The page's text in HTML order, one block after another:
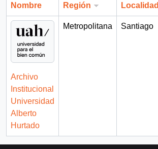
Nombre Región Localidad
Archivo
Institucional
Universidad
Alberto
Hurtado
Metropolitana
Santiago